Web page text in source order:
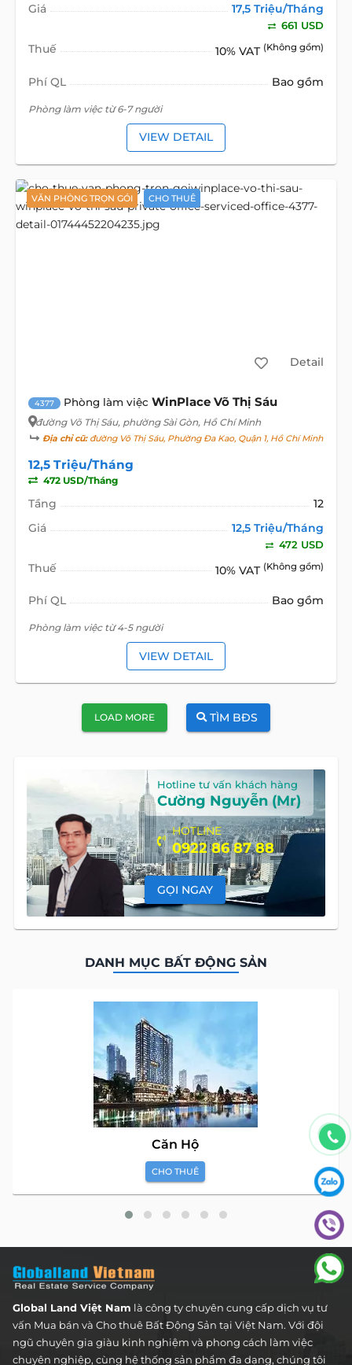
Giá
17,5 Triệu/Tháng
661 USD
Thuế 10% VAT (Không gồm)
Phí QL Bao gồm
Phòng làm việc từ 6-7 người
VIEW DETAIL
VĂN PHÒNG TRỌN GÓI CHO THUÊ
Detail
4377 Phòng làm việc WinPlace Võ Thị Sáu
đường Võ Thị Sáu, phường Sài Gòn, Hồ Chí Minh
Địa chỉ cũ:đường Võ Thị Sáu, Phường Đa Kao, Quận 1, Hồ Chí Minh
12,5 Triệu/Tháng
472 USD/Tháng
Tầng
12
Giá
12,5 Triệu/Tháng
472 USD
Thuế 10% VAT (Không gồm)
Phí QL Bao gồm
Phòng làm việc từ 4-5 người
VIEW DETAIL
LOAD MORE TÌM BĐS
Hotline tư vấn khách hàng
Cường Nguyễn (Mr)
HOTLINE
0922 86 87 88
GỌI NGAY
DANH MỤC BẤT ĐỘNG SẢN
Căn Hộ
CHO THUÊ
Global Land Việt Nam là công ty chuyên cung cấp dịch vụ tư
vấn Mua bán và Cho thuê Bất Động Sản tại Việt Nam. Với đội
ngũ chuyên gia giàu kinh nghiệm và phong cách làm việc
chuyên nghiệp, cùng hệ thống sản phẩm đa dạng, chúng tôi